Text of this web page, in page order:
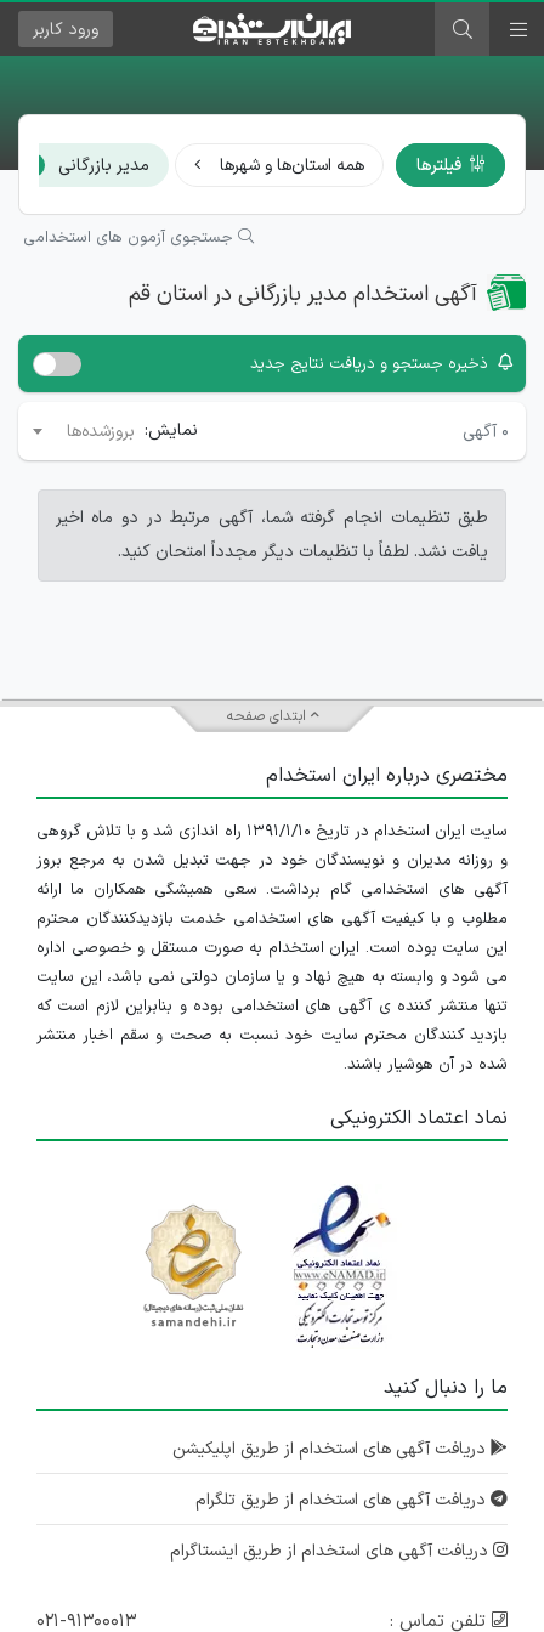
ورود کاربر
فیلترها همه استان‌ها و شهرها مدیر بازرگانی
جستجوی آزمون های استخدامی
آگهی استخدام مدیر بازرگانی در استان قم
ذخیره جستجو و دریافت نتایج جدید
۰ آگهی نمایش: بروزشده‌ها
طبق تنظیمات انجام گرفته شما، آگهی مرتبط در دو ماه اخیر
یافت نشد. لطفاً با تنظیمات دیگر مجدداً امتحان کنید.
ابتدای صفحه
مختصری درباره ایران استخدام
سایت ایران استخدام در تاریخ ۱۳۹۱/۱/۱۰ راه اندازی شد و با تلاش گروهی
و روزانه مدیران و نویسندگان خود در جهت تبدیل شدن به مرجع بروز
آگهی های استخدامی گام برداشت. سعی همیشگی همکاران ما ارائه
مطلوب و با کیفیت آگهی های استخدامی خدمت بازدیدکنندگان محترم
این سایت بوده است. ایران استخدام به صورت مستقل و خصوصی اداره
می شود و وابسته به هیچ نهاد و یا سازمان دولتی نمی باشد، این سایت
تنها منتشر کننده ی آگهی های استخدامی بوده و بنابراین لازم است که
بازدید کنندگان محترم سایت خود نسبت به صحت و سقم اخبار منتشر
شده در آن هوشیار باشند.
نماد اعتماد الکترونیکی
ما را دنبال کنید
دریافت آگهی های استخدام از طریق اپلیکیشن
دریافت آگهی های استخدام از طریق تلگرام
دریافت آگهی های استخدام از طریق اینستاگرام
تلفن تماس : ۰۲۱-۹۱۳۰۰۰۱۳